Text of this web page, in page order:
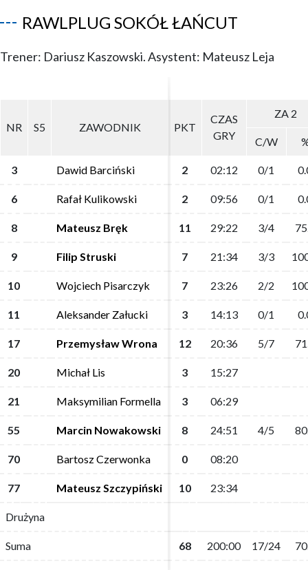
RAWLPLUG SOKÓŁ ŁAŃCUT
Trener: Dariusz Kaszowski. Asystent: Mateusz Leja
NR S5 ZAWODNIK PKT
CZAS
GRY
ZA 2
C/W
3 Dawid Barciński 2 02:12 0/1
6 Rafał Kulikowski 2 09:56 0/1
8 Mateusz Bręk 11 29:22 3/4
9 Filip Struski 7 21:34 3/3
10 Wojciech Pisarczyk 7 23:26 2/2
11 Aleksander Załucki 3 14:13 0/1
17 Przemysław Wrona 12 20:36 5/7
20 Michał Lis 3 15:27
21 Maksymilian Formella 3 06:29
55 Marcin Nowakowski 8 24:51 4/5
70 Bartosz Czerwonka 0 08:20
77 Mateusz Szczypiński 10 23:34
Drużyna
Suma 68 200:00 17/24
NR S5 ZAWODNIK PKT
CZAS
GRY
ZA 2
C/W
3 Dawid Barciński 2 02:12 0/1
6 Rafał Kulikowski 2 09:56 0/1
8 Mateusz Bręk 11 29:22 3/4
9 Filip Struski 7 21:34 3/3
10 Wojciech Pisarczyk 7 23:26 2/2
11 Aleksander Załucki 3 14:13 0/1
17 Przemysław Wrona 12 20:36 5/7
20 Michał Lis 3 15:27
21 Maksymilian Formella 3 06:29
55 Marcin Nowakowski 8 24:51 4/5
70 Bartosz Czerwonka 0 08:20
77 Mateusz Szczypiński 10 23:34
Drużyna
Suma 68 200:00 17/24